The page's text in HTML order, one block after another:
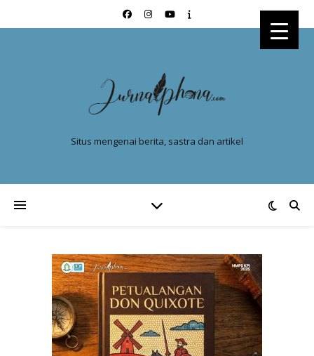
Situs mengenai berita, sastra dan artikel